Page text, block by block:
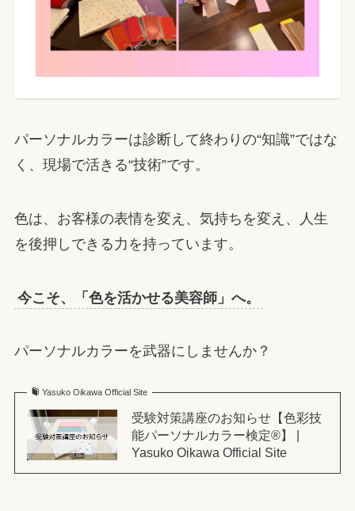
パーソナルカラーは診断して終わりの“知識”ではな
く、現場で活きる“技術”です。
色は、お客様の表情を変え、気持ちを変え、人生
を後押しできる力を持っています。
今こそ、「色を活かせる美容師」へ。
パーソナルカラーを武器にしませんか？
Yasuko Oikawa Official Site
受験対策講座のお知らせ【色彩技
能パーソナルカラー検定®】 |
Yasuko Oikawa Official Site